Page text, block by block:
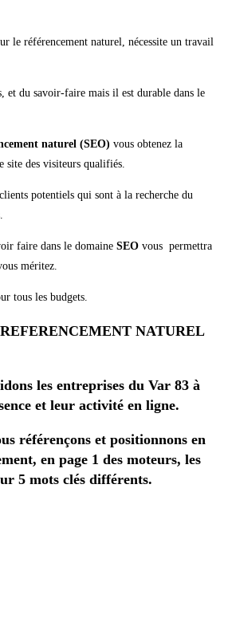
le référencement naturel, nécessite un travail
et du savoir-faire mais il est durable dans le
naturel (SEO) vous obtenez la
site des visiteurs qualifiés.
potentiels qui sont à la recherche du
faire dans le domaine SEO vous permettra
méritez.
tous les budgets.
NATUREL
les entreprises du Var 83 à
et leur activité en ligne.
référençons et positionnons en
en page 1 des moteurs, les
5 mots clés différents.